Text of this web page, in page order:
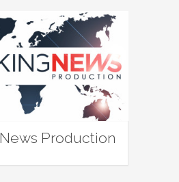
Production